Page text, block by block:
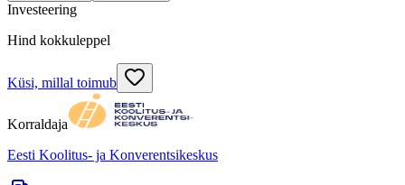
Investeering
Hind kokkuleppel
Küsi, millal toimub
Korraldaja
Eesti Koolitus- ja Konverentsikeskus